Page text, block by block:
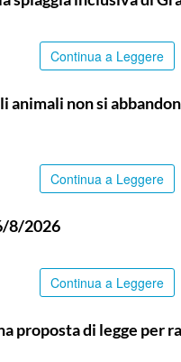
Continua a Leggere
animali non si
Continua a Leggere
8/2026
Continua a Leggere
proposta di legge per